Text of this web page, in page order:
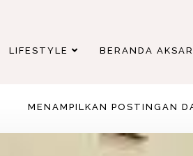
LIFESTYLE BERANDA
MENAMPILKAN POSTINGAN